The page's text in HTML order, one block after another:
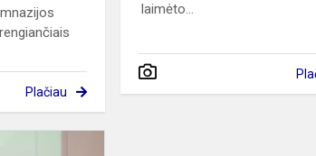
Plačiau
laimėto...